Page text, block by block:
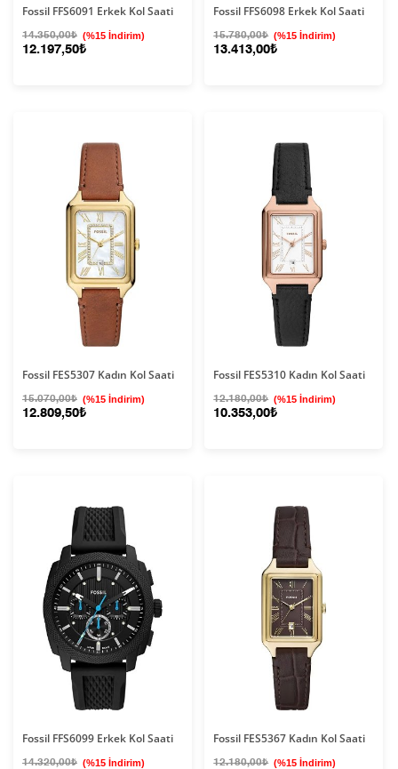
Fossil FFS6091 Erkek Kol Saati
14.350,00₺ (%15 İndirim)
12.197,50₺
Fossil FFS6098 Erkek Kol Saati
15.780,00₺ (%15 İndirim)
13.413,00₺
Fossil FES5307 Kadın Kol Saati
15.070,00₺ (%15 İndirim)
12.809,50₺
Fossil FES5310 Kadın Kol Saati
12.180,00₺ (%15 İndirim)
10.353,00₺
Fossil FFS6099 Erkek Kol Saati
14.320,00₺ (%15 İndirim)
Fossil FES5367 Kadın Kol Saati
12.180,00₺ (%15 İndirim)